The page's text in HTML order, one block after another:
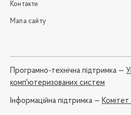
Контакти
Мапа сайту
Програмно-технічна підтримка —
комп'ютеризованих систем
Iнформаційна підтримка —